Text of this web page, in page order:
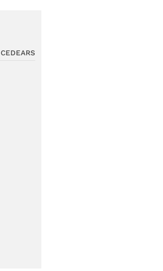
CEDEARS